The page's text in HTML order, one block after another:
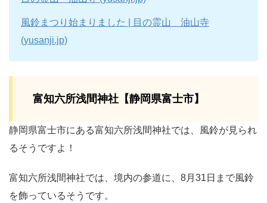
風鈴まつり始まりました | 目の霊山 油山寺
(yusanji.jp)
富知六所浅間神社【静岡県富士市】
静岡県富士市にある富知六所浅間神社では、風鈴が見られ
るそうですよ！
富知六所浅間神社では、境内の参道に、8月31日まで風鈴
を飾っているそうです。